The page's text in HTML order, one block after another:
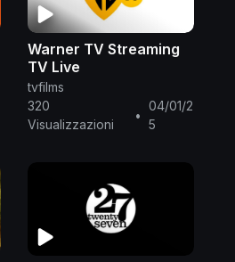
Warner TV Streaming
TV Live
tvfilms
320
Visualizzazioni
•
04/01/2
5